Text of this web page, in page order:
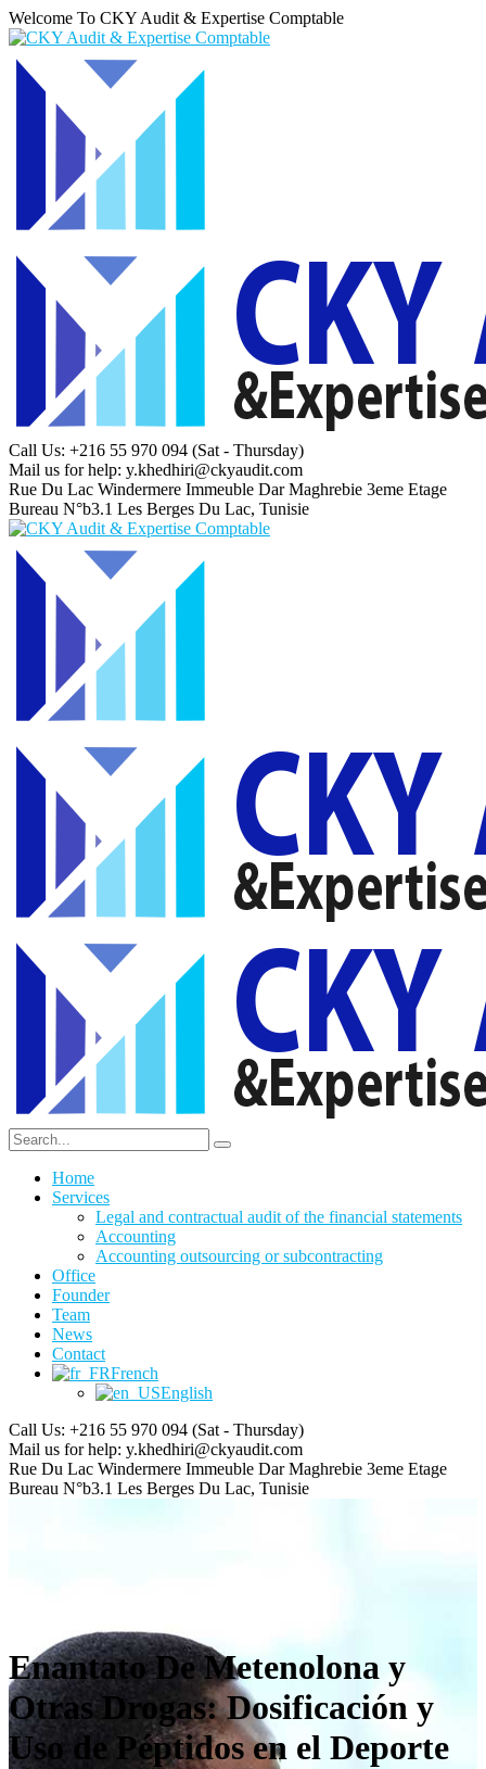
Welcome To CKY Audit & Expertise Comptable
Call Us: +216 55 970 094 (Sat - Thursday)
Mail us for help: y.khedhiri@ckyaudit.com
Rue Du Lac Windermere Immeuble Dar Maghrebie 3eme Etage
Bureau N°b3.1 Les Berges Du Lac, Tunisie
Home
Services
Legal and contractual audit of the financial statements
Accounting
Accounting outsourcing or subcontracting
Office
Founder
Team
News
Contact
French
English
Call Us: +216 55 970 094 (Sat - Thursday)
Mail us for help: y.khedhiri@ckyaudit.com
Rue Du Lac Windermere Immeuble Dar Maghrebie 3eme Etage
Bureau N°b3.1 Les Berges Du Lac, Tunisie
Enantato De Metenolona y
Otras Drogas: Dosificación y
Uso de Péptidos en el Deporte